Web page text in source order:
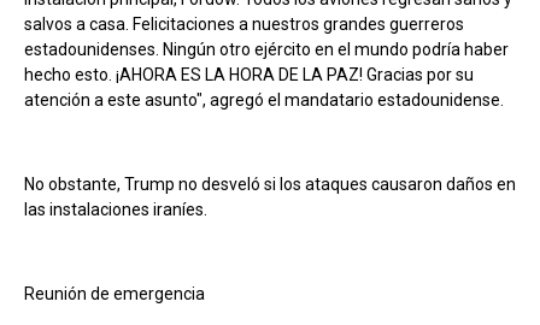
salvos a casa. Felicitaciones a nuestros grandes guerreros
estadounidenses. Ningún otro ejército en el mundo podría haber
hecho esto. ¡AHORA ES LA HORA DE LA PAZ! Gracias por su
atención a este asunto", agregó el mandatario estadounidense.
No obstante, Trump no desveló si los ataques causaron daños en
las instalaciones iraníes.
Reunión de emergencia